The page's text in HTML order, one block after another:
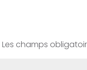
Les champs